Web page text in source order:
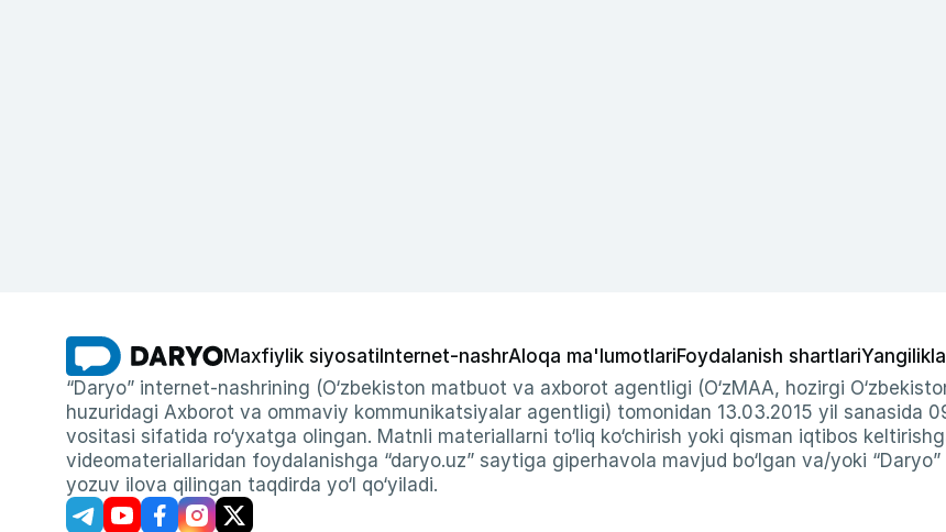
Maxfiylik siyosati Internet-nashrAloqa ma'lumotlariFoydalanish shartlari
“Daryo” internet-nashrining (O‘zbekiston matbuot va axborot agentligi (O‘zMAA, hozirgi
huzuridagi Axborot va ommaviy kommunikatsiyalar agentligi) tomonidan 13.03.2015 yil sanasida
vositasi sifatida ro‘yxatga olingan. Matnli materiallarni to‘liq ko‘chirish yoki qisman iqtibos
videomateriallaridan foydalanishga “daryo.uz” saytiga giperhavola mavjud bo‘lgan va/yoki
yozuv ilova qilingan taqdirda yo‘l qo‘yiladi.